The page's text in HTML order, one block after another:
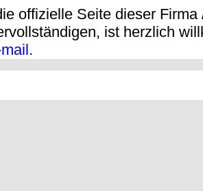
offizielle Seite dieser
ist herzlich
.